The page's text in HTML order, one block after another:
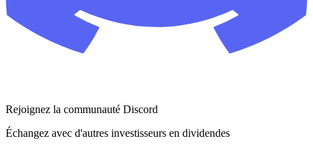
Rejoignez la communauté Discord
Échangez avec d'autres investisseurs en dividendes